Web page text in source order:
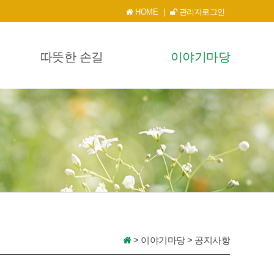
HOME | 관리자로그인
따뜻한 손길 이야기마당
> 이야기마당> 공지사항